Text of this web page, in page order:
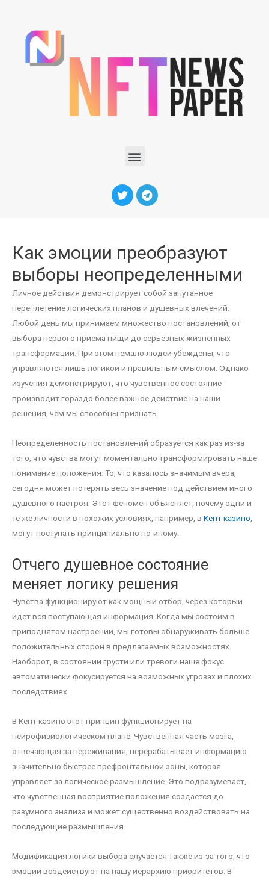
Как эмоции преобразуют
выборы неопределенными
Личное действия демонстрирует собой запутанное
переплетение логических планов и душевных влечений.
Любой день мы принимаем множество постановлений, от
выбора первого приема пищи до серьезных жизненных
трансформаций. При этом немало людей убеждены, что
управляются лишь логикой и правильным смыслом. Однако
изучения демонстрируют, что чувственное состояние
производит гораздо более важное действие на наши
решения, чем мы способны признать.
Неопределенность постановлений образуется как раз из-за
того, что чувства могут моментально трансформировать наше
понимание положения. То, что казалось значимым вчера,
сегодня может потерять весь значение под действием иного
душевного настроя. Этот феномен объясняет, почему одни и
те же личности в похожих условиях, например, в Кент казино,
могут поступать принципиально по-иному.
Отчего душевное состояние
меняет логику решения
Чувства функционируют как мощный отбор, через который
идет вся поступающая информация. Когда мы состоим в
приподнятом настроении, мы готовы обнаруживать больше
положительных сторон в предлагаемых возможностях.
Наоборот, в состоянии грусти или тревоги наше фокус
автоматически фокусируется на возможных угрозах и плохих
последствиях.
В Кент казино этот принцип функционирует на
нейрофизиологическом плане. Чувственная часть мозга,
отвечающая за переживания, перерабатывает информацию
значительно быстрее префронтальной зоны, которая
управляет за логическое размышление. Это подразумевает,
что чувственная восприятие положения создается до
разумного анализа и может существенно воздействовать на
последующие размышления.
Модификация логики выбора случается также из-за того, что
эмоции воздействуют на нашу иерархию приоритетов. В